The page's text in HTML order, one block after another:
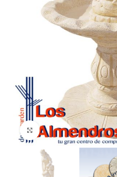
Clic para ampliar